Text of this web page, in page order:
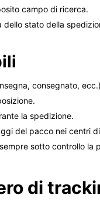
campo di ricerca.
dello stato della
consegnato,
la spedizione.
del pacco nei centri
sotto controllo
di